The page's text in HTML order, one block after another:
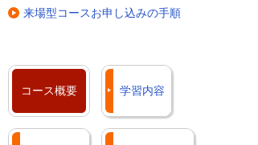
来場型コースお申し込みの手順
コース概要 学習内容